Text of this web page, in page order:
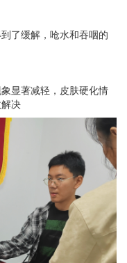
了缓解，呛水和吞咽的
显著减轻，皮肤硬化情
决